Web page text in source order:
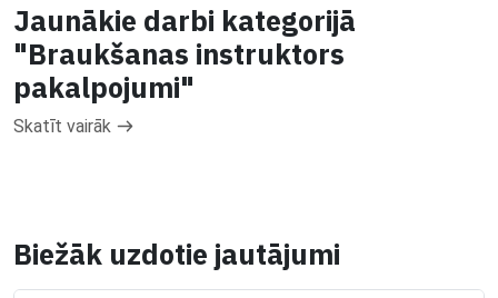
Jaunākie darbi kategorijā
"Braukšanas instruktors
pakalpojumi"
Skatīt vairāk
Biežāk uzdotie jautājumi